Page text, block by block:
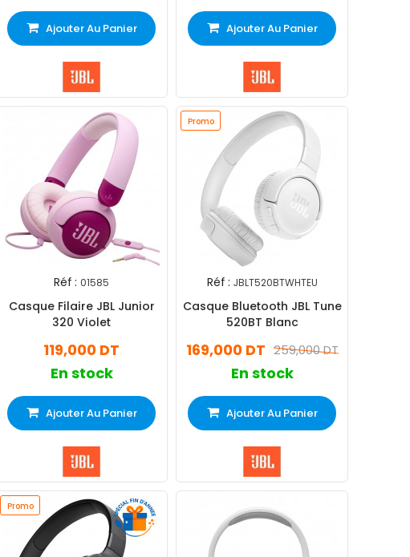
Ajouter Au Panier Ajouter Au Panier
Réf : 01585
Casque Filaire JBL Junior
320 Violet
119,000 DT
En stock
Ajouter Au Panier
Promo
Réf : JBLT520BTWHTEU
Casque Bluetooth JBL Tune
520BT Blanc
259,000 DT
169,000 DT
En stock
Ajouter Au Panier
Promo